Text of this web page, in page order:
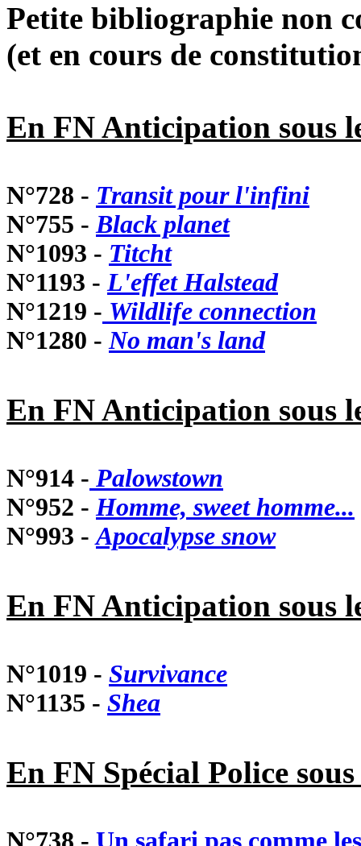
Petite bibliographie non
(et en cours de
En FN Anticipation sous
N°728 - Transit pour l'infini
N°755 - Black planet
N°1093 - Titcht
N°1193 -L'effet Halstead
N°1219 - Wildlife connection
N°1280 -No man's land
En FN Anticipation sous
N°914 - Palowstown
N°952 -Homme, sweet homme...
N°993 -Apocalypse snow
En FN Anticipation sous
N°1019 - Survivance
N°1135 - Shea
En FN Spécial Police